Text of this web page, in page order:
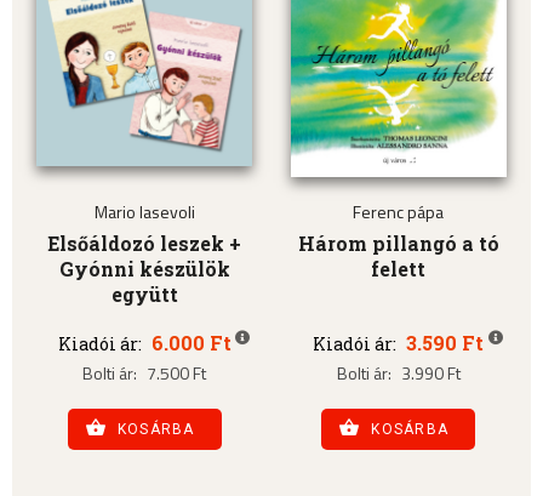
Mario Iasevoli
Elsőáldozó leszek +
Gyónni készülök
együtt
Kiadói ár: 6.000 Ft
Bolti ár: 7.500 Ft
KOSÁRBA
Ferenc pápa
Három pillangó a tó
felett
Kiadói ár: 3.590 Ft
Bolti ár: 3.990 Ft
KOSÁRBA